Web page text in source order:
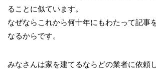
ることに似ています。
なぜならこれから何十年にもわたって記事
なるからです。
みなさんは家を建てるならどの業者に依頼